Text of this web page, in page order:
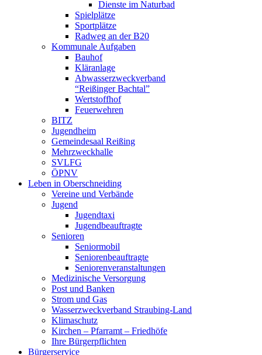
Dienste im Naturbad
Spielplätze
Sportplätze
Radweg an der B20
Kommunale Aufgaben
Bauhof
Kläranlage
Abwasserzweckverband
“Reißinger Bachtal”
Wertstoffhof
Feuerwehren
BITZ
Jugendheim
Gemeindesaal Reißing
Mehrzweckhalle
SVLFG
ÖPNV
Leben in Oberschneiding
Vereine und Verbände
Jugend
Jugendtaxi
Jugendbeauftragte
Senioren
Seniormobil
Seniorenbeauftragte
Seniorenveranstaltungen
Medizinische Versorgung
Post und Banken
Strom und Gas
Wasserzweckverband Straubing-Land
Klimaschutz
Kirchen – Pfarramt – Friedhöfe
Ihre Bürgerpflichten
Bürgerservice